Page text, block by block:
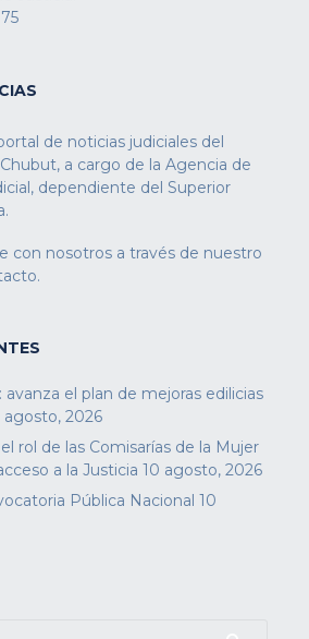
de noticias judiciales del
a cargo de la Agencia de
dependiente del Superior
con nosotros a través de nuestro
.
el plan de mejoras edilicias
agosto, 2026
rol de las Comisarías de la Mujer
a la Justicia 10 agosto, 2026
Pública Nacional 10